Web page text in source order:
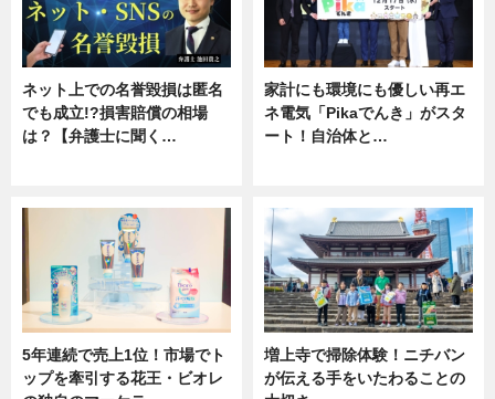
ネット上での名誉毀損は匿名
でも成立!?損害賠償の相場
は？【弁護士に聞く…
家計にも環境にも優しい再エ
ネ電気「Pikaでんき」がスタ
ート！自治体と…
5年連続で売上1位！市場でト
ップを牽引する花王・ビオレ
増上寺で掃除体験！ニチバン
が伝える手をいたわることの